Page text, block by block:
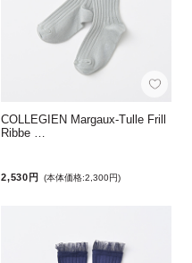
COLLEGIEN Margaux-Tulle Frill
Ribbe …
2,530円 (本体価格:2,300円)